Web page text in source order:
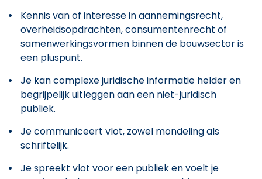
Kennis van of interesse in aannemingsrecht,
overheidsopdrachten, consumentenrecht of
samenwerkingsvormen binnen de bouwsector is
een pluspunt.
Je kan complexe juridische informatie helder en
begrijpelijk uitleggen aan een niet-juridisch
publiek.
Je communiceert vlot, zowel mondeling als
schriftelijk.
Je spreekt vlot voor een publiek en voelt je